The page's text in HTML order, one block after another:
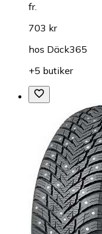
fr.
703 kr
hos Däck365
+5 butiker